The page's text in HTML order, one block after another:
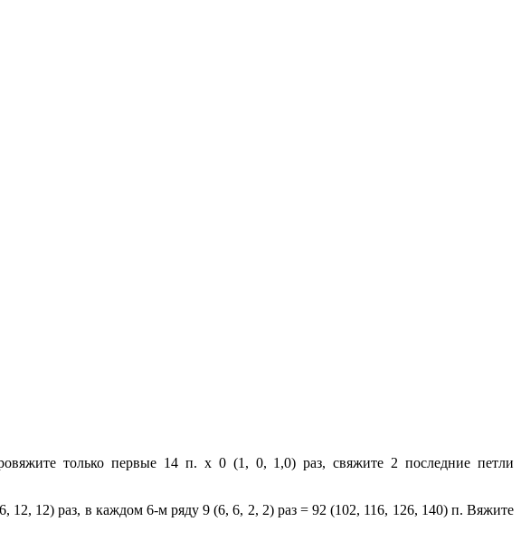
только первые 14 п. х 0 (1, 0, 1,0) раз, свяжите 2 последние петли
12) раз, в каждом 6-м ряду 9 (6, 6, 2, 2) раз = 92 (102, 116, 126, 140) п. Вяжите